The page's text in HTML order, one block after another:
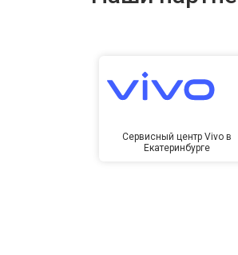
Сервисный центр Vivo в
Екатеринбурге